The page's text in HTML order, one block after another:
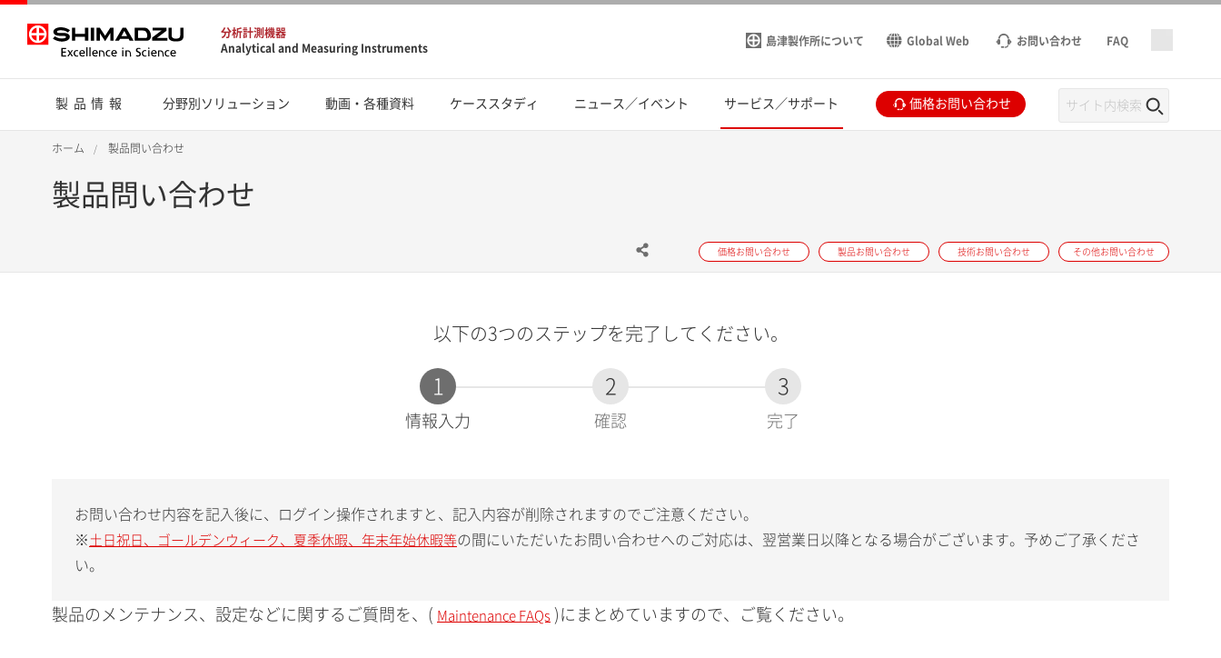
分析計測機器
Analytical and Measuring Instruments
島津製作所について Global Web お問い合わせ FAQ
製品情報 分野別ソリューション 動画・各種資料 ケーススタディ ニュース／イベント サービス／サポート 価格お問い合わせ
ホーム 製品問い合わせ
製品問い合わせ
価格お問い合わせ 製品お問い合わせ 技術お問い合わせ その他お問い合わせ
以下の3つのステップを完了してください。
1
現
情報入力
2
確認
3
完了
お問い合わせ内容を記入後に、ログイン操作されますと、記入内容が削除されますのでご注意ください。
※ 土日祝日、ゴールデンウィーク、夏季休暇、年末年始休暇等の間にいただいたお問い合わせへのご対応は、翌営業日以降となる場合がございます。予めご了承くださ
い。
製品のメンテナンス、設定などに関するご質問を、( Maintenance FAQs )にまとめていますので、ご覧ください。